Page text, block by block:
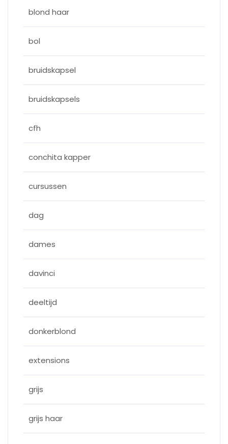
blond haar
bol
bruidskapsel
bruidskapsels
cfh
conchita kapper
cursussen
dag
dames
davinci
deeltijd
donkerblond
extensions
grijs
grijs haar